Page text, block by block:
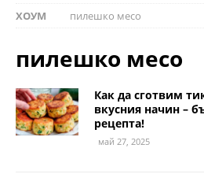
ХОУМ пилешко месо
пилешко месо
Как да сготвим
вкусния начин –
рецепта!
май 27, 2025